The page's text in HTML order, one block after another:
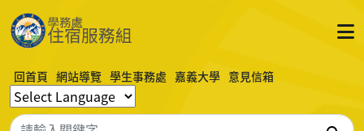
回首頁 網站導覽 學生事務處 嘉義大學 意見信箱